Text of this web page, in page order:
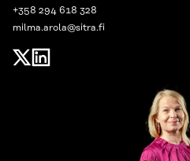
+358 294 618 328
milma.arola@sitra.fi